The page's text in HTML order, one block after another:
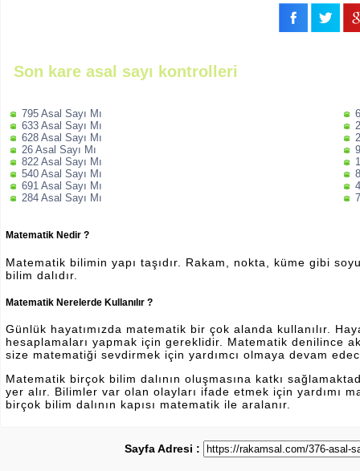
Son kare asal sayı kontrolleri
795 Asal Sayı Mı
633 Asal Sayı Mı
628 Asal Sayı Mı
26 Asal Sayı Mı
822 Asal Sayı Mı
540 Asal Sayı Mı
691 Asal Sayı Mı
284 Asal Sayı Mı
Matematik Nedir ?
Matematik bilimin yapı taşıdır. Rakam, nokta, küme gibi
bilim dalıdır.
Matematik Nerelerde Kullanılır ?
Günlük hayatımızda matematik bir çok alanda kullanılır.
hesaplamaları yapmak için gereklidir. Matematik denilince
size matematiği sevdirmek için yardımcı olmaya devam
Matematik birçok bilim dalının oluşmasına katkı
yer alır. Bilimler var olan olayları ifade etmek için yardımı
birçok bilim dalının kapısı matematik ile aralanır.
Sayfa Adresi :